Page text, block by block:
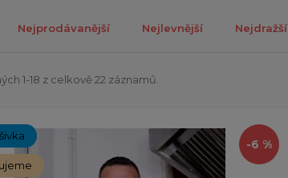
Nejprodávanější Nejlevnější Nejdražší
1-18 z celkově 22 záznamů.
-6 %